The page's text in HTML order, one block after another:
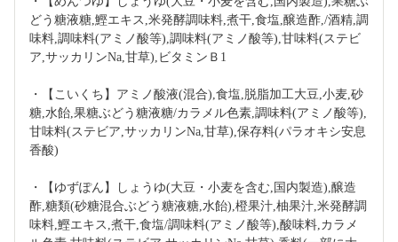
どう糖液糖,鰹エキス,米発酵調味料,煮干,食塩,醸造酢,/酒精,調
味料,調味料(アミノ酸等),調味料(アミノ酸等),甘味料(ステビ
ア,サッカリンNa,甘草),ビタミンＢ1
・【こいくち】アミノ酸液(混合),食塩,脱脂加工大豆,小麦,砂
糖,水飴,果糖ぶどう糖液糖/カラメル色素,調味料(アミノ酸等),
甘味料(ステビア,サッカリンNa,甘草),保存料(パラオキシ安息
香酸)
・【ゆずぽん】しょうゆ(大豆・小麦を含む,国内製造),醸造
酢,糖類(砂糖混合ぶどう糖液糖,水飴),橙果汁,柚果汁,米発酵調
味料,鰹エキス,煮干,食塩/調味料(アミノ酸等),酸味料,カラメ